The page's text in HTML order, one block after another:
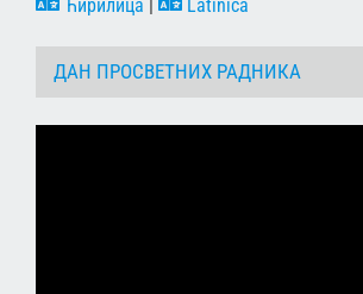
Ћирилица | Latinica
ДАН ПРОСВЕТНИХ РАДНИКА